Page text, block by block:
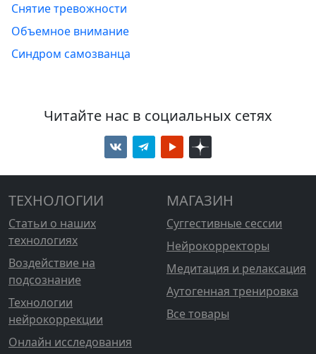
Снятие тревожности
Объемное внимание
Синдром самозванца
Читайте нас в социальных сетях
ТЕХНОЛОГИИ
Статьи о наших
технологиях
Воздействие на
подсознание
Технологии
нейрокоррекции
Онлайн исследования
МАГАЗИН
Суггестивные сессии
Нейрокорректоры
Медитация и релаксация
Аутогенная тренировка
Все товары